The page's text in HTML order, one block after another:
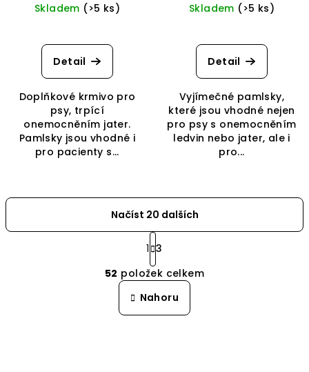
Skladem (>5 ks)
Detail
Doplňkové krmivo pro
psy, trpící
onemocněním jater.
Pamlsky jsou vhodné i
pro pacienty s...
Skladem (>5 ks)
hodnocení
produktu
z
5
hvězdiček.
Detail
Vyjímečné pamlsky,
které jsou vhodné nejen
pro psy s onemocněním
ledvin nebo jater, ale i
pro...
O
v
l
á
Načíst 20 dalších
S
t
r
á
n
k
o
1 3
52 položek celkem
Nahoru